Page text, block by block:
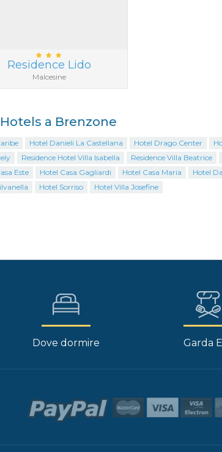
Residence Lido
Malcesine
a Brenzone
Hotel Danieli La Castellana Hotel Drago Center
Residence Hotel Villa Isabella Residence Villa Beatrice
Este
Hotel Casa Gagliardi Hotel Casa Maria Hotel
Hotel Sorriso Hotel Villa Josefine
Dove dormire Garda